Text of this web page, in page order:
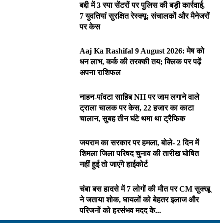
बद्दी में 3 स्पा सेंटरों पर पुलिस की बड़ी कार्रवाई,
7 युवतियां सुरक्षित रेस्क्यू; संचालकों और मैनेजरों
पर केस
Aaj Ka Rashifal 9 August 2026: मेष को
धन लाभ, कर्क की तरक्की तय; क्लिक पर पढ़ें
अपना राशिफल
नाहन-पांवटा साहिब NH पर जाम लगाने वाले
ट्राला चालक पर केस, 22 हजार का काटा
चालान, सुबह तीन घंटे थमा था ट्रैफिक
जयराम का सरकार पर हमला, बोले- 2 दिन में
शिमला जिला परिषद चुनाव की तारीख घोषित
नहीं हुई तो जाएंगे हाईकोर्ट
चंबा बस हादसे में 7 लोगों की मौत पर CM सुक्खू
ने जताया शोक, घायलों को बेहतर इलाज और
परिजनों को हरसंभव मदद के...